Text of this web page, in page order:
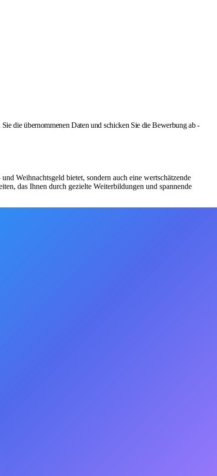
die übernommenen Daten und schicken Sie die Bewerbung ab -
Weihnachtsgeld bietet, sondern auch eine wertschätzende
das Ihnen durch gezielte Weiterbildungen und spannende